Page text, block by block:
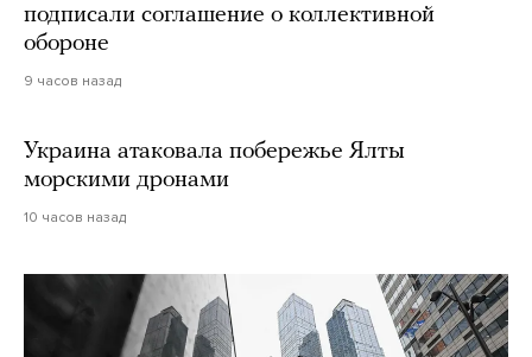
подписали соглашение о коллективной
обороне
9 часов назад
Украина атаковала побережье Ялты
морскими дронами
10 часов назад